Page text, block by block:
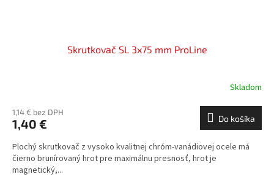
Skrutkovač SL 3x75 mm ProLine
Skladom
1,14 € bez DPH
1,40 € Do košíka
Plochý skrutkovač z vysoko kvalitnej chróm-vanádiovej ocele má
čierno brunírovaný hrot pre maximálnu presnosť, hrot je
magnetický,...